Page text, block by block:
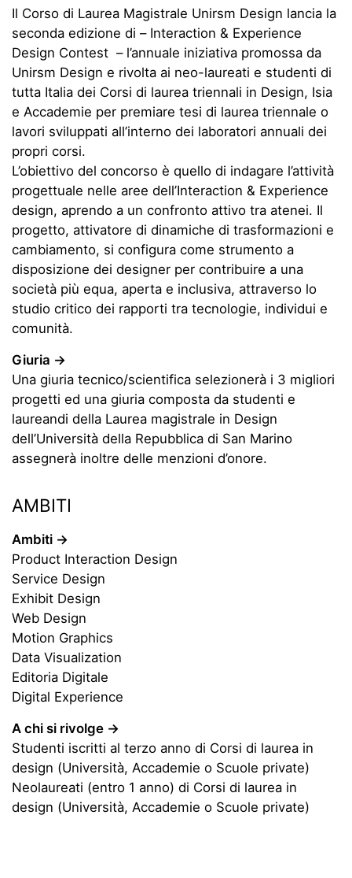
Il Corso di Laurea Magistrale Unirsm Design lancia la
seconda edizione di – Interaction & Experience
Design Contest – l’annuale iniziativa promossa da
Unirsm Design e rivolta ai neo-laureati e studenti di
tutta Italia dei Corsi di laurea triennali in Design, Isia
e Accademie per premiare tesi di laurea triennale o
lavori sviluppati all’interno dei laboratori annuali dei
propri corsi.
L’obiettivo del concorso è quello di indagare l’attività
progettuale nelle aree dell’Interaction & Experience
design, aprendo a un confronto attivo tra atenei. Il
progetto, attivatore di dinamiche di trasformazioni e
cambiamento, si configura come strumento a
disposizione dei designer per contribuire a una
società più equa, aperta e inclusiva, attraverso lo
studio critico dei rapporti tra tecnologie, individui e
comunità.
Giuria →
Una giuria tecnico/scientifica selezionerà i 3 migliori
progetti ed una giuria composta da studenti e
laureandi della Laurea magistrale in Design
dell’Università della Repubblica di San Marino
assegnerà inoltre delle menzioni d’onore.
AMBITI
Ambiti →
Product Interaction Design
Service Design
Exhibit Design
Web Design
Motion Graphics
Data Visualization
Editoria Digitale
Digital Experience
A chi si rivolge →
Studenti iscritti al terzo anno di Corsi di laurea in
design (Università, Accademie o Scuole private)
Neolaureati (entro 1 anno) di Corsi di laurea in
design (Università, Accademie o Scuole private)